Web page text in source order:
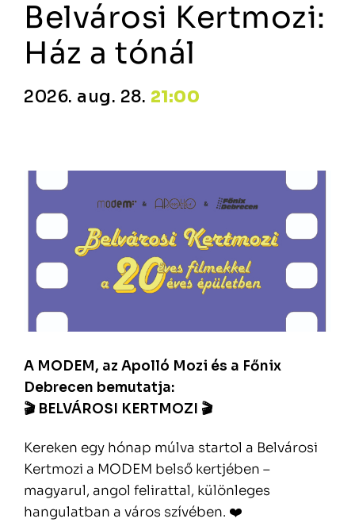
Belvárosi Kertmozi:
Ház a tónál
2026. aug. 28. 21:00
A MODEM, az Apolló Mozi és a Főnix
Debrecen bemutatja:
🎬 BELVÁROSI KERTMOZI 🎬
Kereken egy hónap múlva startol a Belvárosi
Kertmozi a MODEM belső kertjében –
magyarul, angol felirattal, különleges
hangulatban a város szívében. ❤️